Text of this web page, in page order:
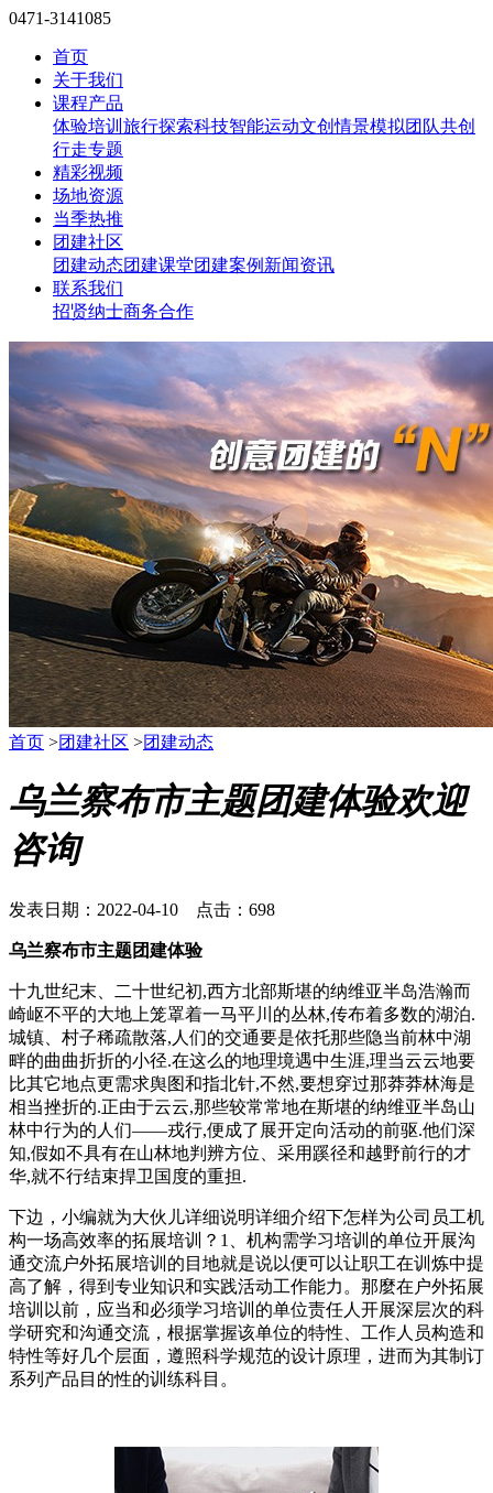
0471-3141085
首页
关于我们
课程产品
体验培训 旅行探索科技智能运动文创情景模拟团队共创
行走专题
精彩视频
场地资源
当季热推
团建社区
团建动态团建课堂团建案例 新闻资讯
联系我们
招贤纳士商务合作
首页 >团建社区 >团建动态
乌兰察布市主题团建体验欢迎
咨询
发表日期：2022-04-10 点击：698
乌兰察布市主题团建体验
十九世纪末、二十世纪初,西方北部斯堪的纳维亚半岛浩瀚而
崎岖不平的大地上笼罩着一马平川的丛林,传布着多数的湖泊.
城镇、村子稀疏散落,人们的交通要是依托那些隐当前林中湖
畔的曲曲折折的小径.在这么的地理境遇中生涯,理当云云地要
比其它地点更需求舆图和指北针,不然,要想穿过那莽莽林海是
相当挫折的.正由于云云,那些较常常地在斯堪的纳维亚半岛山
林中行为的人们——戎行,便成了展开定向活动的前驱.他们深
知,假如不具有在山林地判辨方位、采用蹊径和越野前行的才
华,就不行结束捍卫国度的重担.
下边，小编就为大伙儿详细说明详细介绍下怎样为公司员工机
构一场高效率的拓展培训？1、机构需学习培训的单位开展沟
通交流户外拓展培训的目地就是说以便可以让职工在训炼中提
高了解，得到专业知识和实践活动工作能力。那麼在户外拓展
培训以前，应当和必须学习培训的单位责任人开展深层次的科
学研究和沟通交流，根据掌握该单位的特性、工作人员构造和
特性等好几个层面，遵照科学规范的设计原理，进而为其制订
系列产品目的性的训练科目。